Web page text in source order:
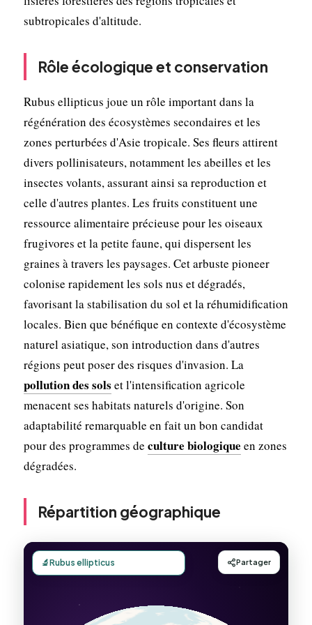
subtropicales d'altitude.
Rôle écologique et conservation
Rubus ellipticus joue un rôle important dans la
régénération des écosystèmes secondaires et les
zones perturbées d'Asie tropicale. Ses fleurs attirent
divers pollinisateurs, notamment les abeilles et les
insectes volants, assurant ainsi sa reproduction et
celle d'autres plantes. Les fruits constituent une
ressource alimentaire précieuse pour les oiseaux
frugivores et la petite faune, qui dispersent les
graines à travers les paysages. Cet arbuste pioneer
colonise rapidement les sols nus et dégradés,
favorisant la stabilisation du sol et la réhumidification
locales. Bien que bénéfique en contexte d'écosystème
naturel asiatique, son introduction dans d'autres
régions peut poser des risques d'invasion. La
pollution des sols et l'intensification agricole
menacent ses habitats naturels d'origine. Son
adaptabilité remarquable en fait un bon candidat
pour des programmes de culture biologique en zones
dégradées.
Répartition géographique